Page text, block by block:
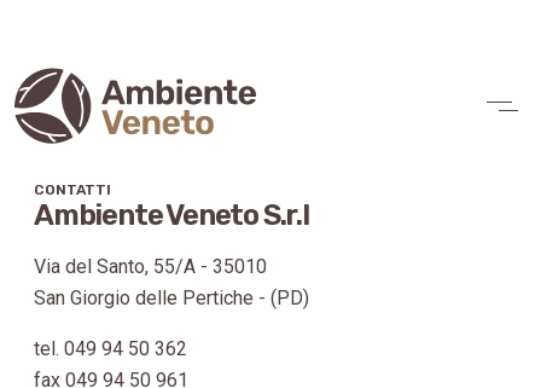
CONTATTI
Ambiente Veneto S.r.l
Via del Santo, 55/A - 35010
San Giorgio delle Pertiche - (PD)
tel. 049 94 50 362
fax 049 94 50 961